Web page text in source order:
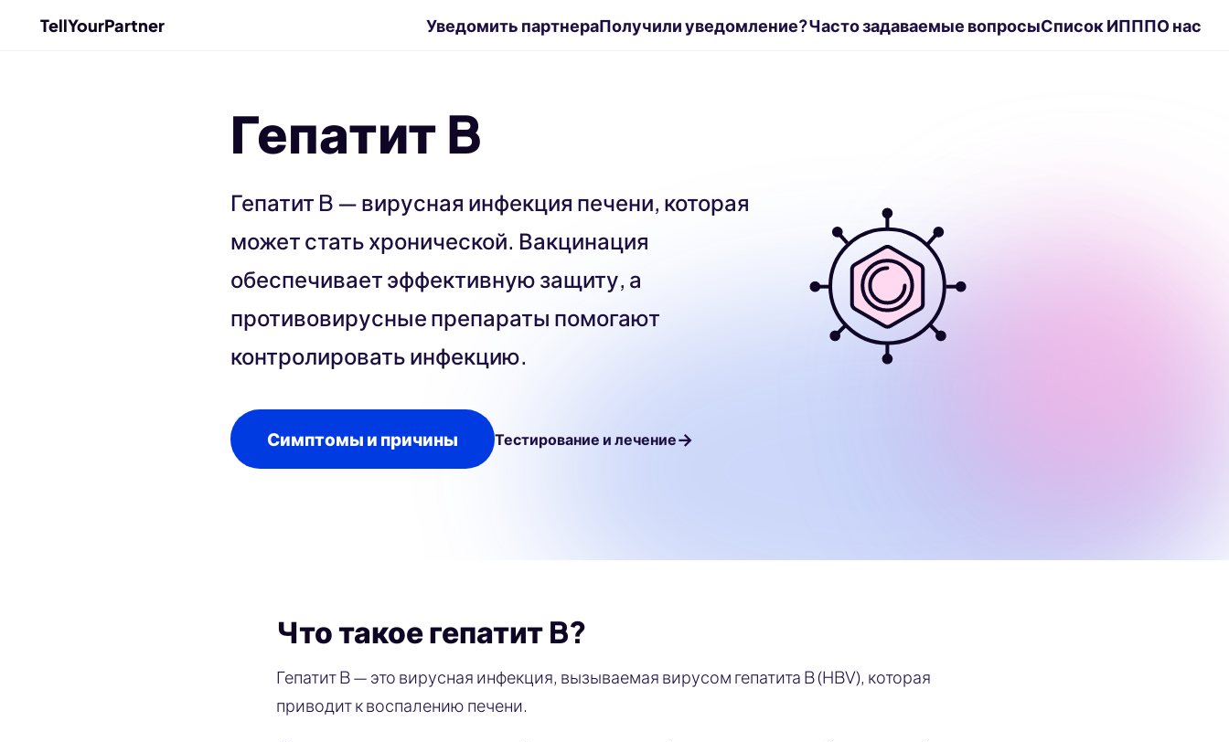
TellYourPartner Уведомить партнераПолучили уведомление?Часто задаваемые вопросыСписок ИПППО нас
Гепатит B
Гепатит B — вирусная инфекция печени, которая
может стать хронической. Вакцинация
обеспечивает эффективную защиту, а
противовирусные препараты помогают
контролировать инфекцию.
Симптомы и причины Тестирование и лечение→
Что такое гепатит B?
Гепатит B — это вирусная инфекция, вызываемая вирусом гепатита B (HBV), которая
приводит к воспалению печени.